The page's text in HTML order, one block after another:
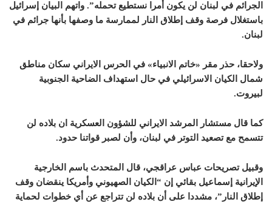
الجرائم في لبنان لن يكون أمرا نستطيع تحمله”. واتهم البيان إسرائيل
باستغلال فرصة وقف إطلاق النار لممارسة ما وصفها بأنها جرائم في
لبنان.
ولاحقا، حذر مقر «خاتم الانبياء» في الحرس الايراني سكان مناطق
شمال الكيان الاسرائيلي في حال استهداف الضاحية الجنوبية
لبيروت.
كما قال مستشار المرشد الايراني للشؤون العسكرية ان بلاده لن
تتسمح مع تصعيد التوتر في لبنان، وأن لصبر قواتنا حدود.
وقبيل تصريحات عباس عراقجي، قال المتحدث باسم الخارجية
الإيرانية إسماعيل بقائي إن “الكيان الصهيوني وأمريكا ينقضان وقف
إطلاق النار”، مشددا على أن بلاده لن تتراجع عن أي خطوات لحماية